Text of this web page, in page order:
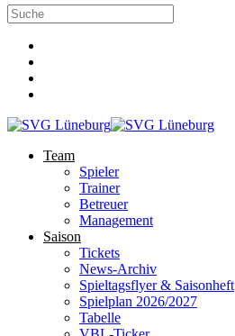
Team
Spieler
Trainer
Betreuer
Management
Saison
Tickets
News-Archiv
Spieltagsflyer & Saisonheft
Spielplan 2026/2027
Tabelle